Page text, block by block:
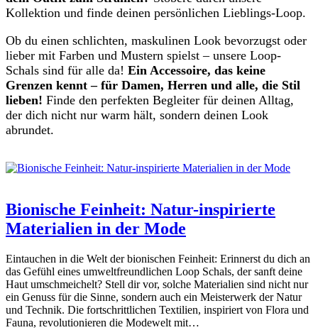
Kollektion und finde deinen persönlichen Lieblings-Loop.
Ob du einen schlichten, maskulinen Look bevorzugst oder
lieber mit Farben und Mustern spielst – unsere Loop-
Schals sind für alle da! Ein Accessoire, das keine
Grenzen kennt – für Damen, Herren und alle, die Stil
lieben! Finde den perfekten Begleiter für deinen Alltag,
der dich nicht nur warm hält, sondern deinen Look
abrundet.
Bionische Feinheit: Natur-inspirierte
Materialien in der Mode
Eintauchen in die Welt der bionischen Feinheit: Erinnerst du dich an
das Gefühl eines umweltfreundlichen Loop Schals, der sanft deine
Haut umschmeichelt? Stell dir vor, solche Materialien sind nicht nur
ein Genuss für die Sinne, sondern auch ein Meisterwerk der Natur
und Technik. Die fortschrittlichen Textilien, inspiriert von Flora und
Fauna, revolutionieren die Modewelt mit…